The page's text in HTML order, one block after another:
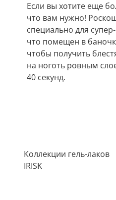
Если вы хотите еще
что вам нужно!
специально для
что помещен в
чтобы получить
на ноготь ровным
40 секунд.
Коллекции гель-лаков
IRISK